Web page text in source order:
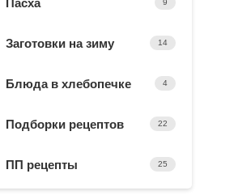
Пасха 9
Заготовки на зиму 14
Блюда в хлебопечке 4
Подборки рецептов 22
ПП рецепты 25